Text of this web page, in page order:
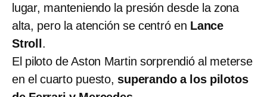
lugar, manteniendo la presión desde la zona
alta, pero la atención se centró en Lance
Stroll .
El piloto de Aston Martin sorprendió al meterse
en el cuarto puesto, superando a los pilotos